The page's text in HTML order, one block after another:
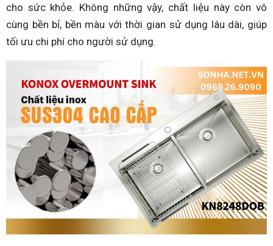
cho sức khỏe. Không những vậy, chất liệu này còn vô
cùng bền bỉ, bền màu với thời gian sử dụng lâu dài, giúp
tối ưu chi phí cho người sử dụng.